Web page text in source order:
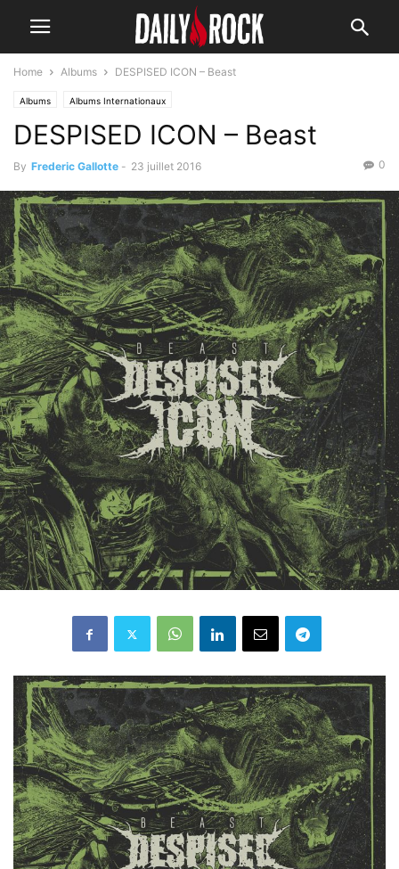
Home Albums DESPISED ICON – Beast
Albums Albums Internationaux
DESPISED ICON – Beast
By Frederic Gallotte - 23 juillet 2016 0